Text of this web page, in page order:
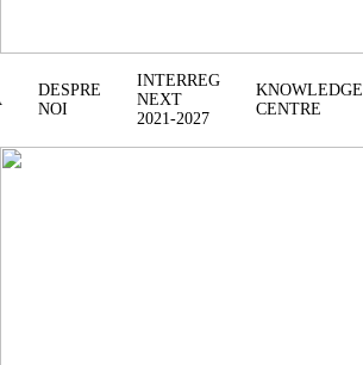
DESPRE
NOI
INTERREG
NEXT
2021-2027
KNOWLEDGE
CENTRE